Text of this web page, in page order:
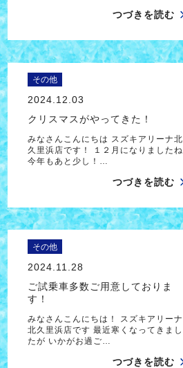
つづきを読む
その他
2024.12.03
クリスマスがやってきた！
みなさんこんにちは スズキアリーナ北
久里浜店です！ １２月になりましたね
今年もあと少し！…
つづきを読む
その他
2024.11.28
ご試乗車多数ご用意しておりま
す！
みなさんこんにちは！ スズキアリーナ
北久里浜店です 最近寒くなってきまし
たが いかがお過ご…
つづきを読む